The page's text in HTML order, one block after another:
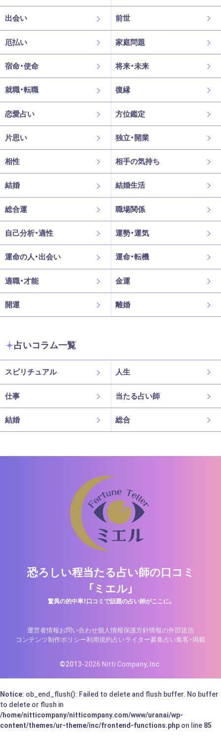
出会い 前世
厄払い 家庭問題
宿命・使命 将来・未来
就職・転職 復縁
恋愛占い 方位鑑定
片思い 独立・開業
相性 相手の気持ち
結婚 結婚生活
総合運 職場関係
自己分析・適性 運勢・運気
運命の人・出会い 運命・転機
適職・才能 金運
開運 離婚
占いコラム一覧
スピリチュアル 人生
仕事 当たる占い師
結婚 総合
恐ろしい程当たる占い師の口コミ
「ミエル」
驚異の的中率！口コミで話題の占い師がここに。
運営者情報お問い合わせ個人情報保護方針情報の外部送信
コンテンツ制作ポリシー利用規約占いライター募集占い集客・掲載
©2013-2026 Nitti Company, Inc.
Notice: ob_end_flush(): Failed to delete and flush buffer. No buffer
to delete or flush in
/home/nitticompany/nitticompany.com/www/uranai/wp-
content/themes/ur-theme/inc/frontend-functions.php on line 85